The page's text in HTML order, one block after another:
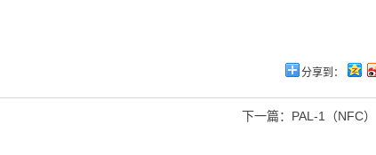
分享到：
下一篇： PAL-1（NFC